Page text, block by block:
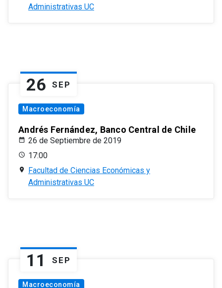
Administrativas UC
26 SEP
Macroeconomía
Andrés Fernández, Banco Central de Chile
26 de Septiembre de 2019
17:00
Facultad de Ciencias Económicas y
Administrativas UC
11 SEP
Macroeconomía